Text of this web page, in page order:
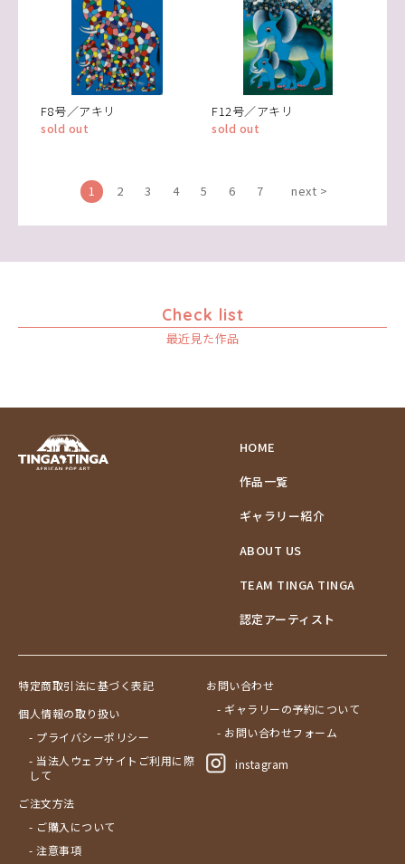
F8号／アキリ
sold out
F12号／アキリ
sold out
1 2 3 4 5 6 7 next >
Check list
最近見た作品
HOME
作品一覧
ギャラリー紹介
ABOUT US
TEAM TINGA TINGA
認定アーティスト
特定商取引法に基づく表記
個人情報の取り扱い
- プライバシーポリシー
- 当法人ウェブサイトご利用に際
して
ご注文方法
- ご購入について
- 注意事項
お問い合わせ
- ギャラリーの予約について
- お問い合わせフォーム
instagram